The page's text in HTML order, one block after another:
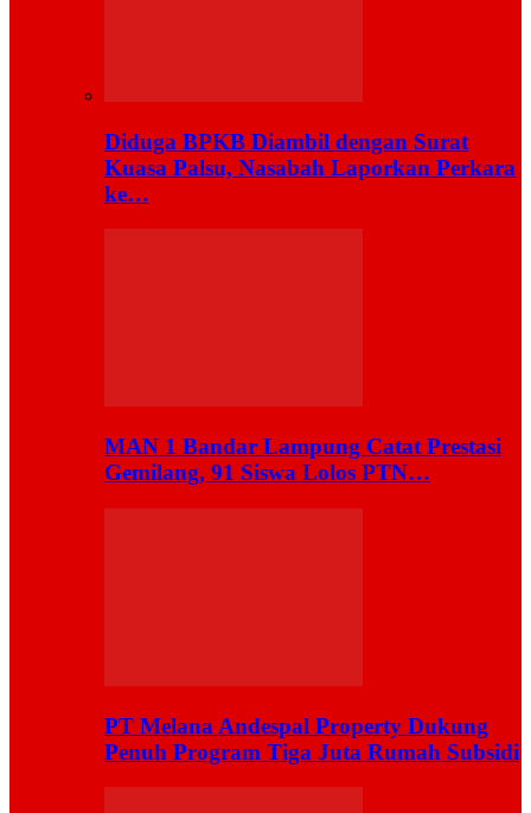
Diduga BPKB Diambil dengan Surat
Kuasa Palsu, Nasabah Laporkan Perkara
ke…
MAN 1 Bandar Lampung Catat Prestasi
Gemilang, 91 Siswa Lolos PTN…
PT Melana Andespal Property Dukung
Penuh Program Tiga Juta Rumah Subsidi